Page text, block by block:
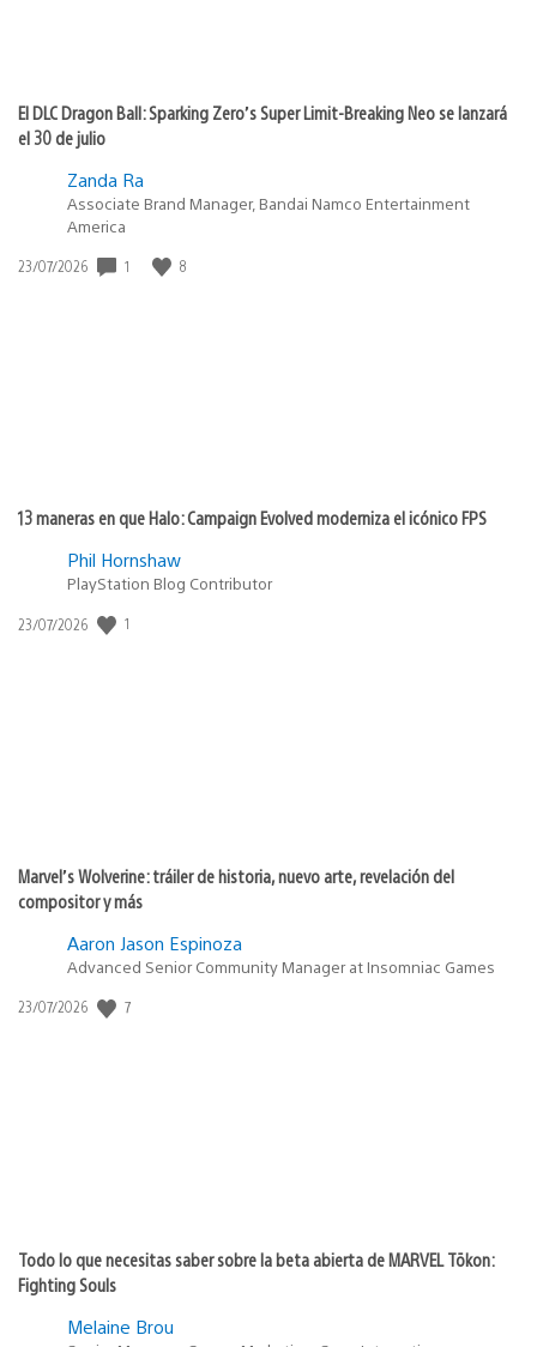
El DLC Dragon Ball: Sparking Zero’s Super Limit-Breaking Neo se lanzará
el 30 de julio
Zanda Ra
Associate Brand Manager, Bandai Namco Entertainment
America
Fecha
23/07/2026 1 8
13 maneras en que Halo: Campaign Evolved moderniza el icónico FPS
Phil Hornshaw
PlayStation Blog Contributor
Fecha
23/07/2026 1
Marvel’s Wolverine: tráiler de historia, nuevo arte, revelación del
compositor y más
Aaron Jason Espinoza
Advanced Senior Community Manager at Insomniac Games
Fecha
23/07/2026 7
Todo lo que necesitas saber sobre la beta abierta de MARVEL Tōkon:
Fighting Souls
Melaine Brou